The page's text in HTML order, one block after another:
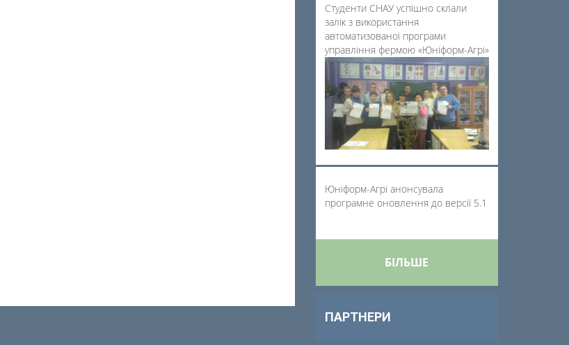
Студенти СНАУ успішно склали
залік з використання
автоматизованої програми
управління фермою «Юніформ-Агрі»
Юніформ-Агрі анонсувала
програмне оновлення до версії 5.1
БІЛЬШЕ
ПАРТНЕРИ